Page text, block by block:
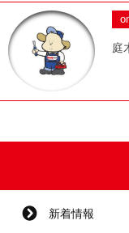
庭
新着情報